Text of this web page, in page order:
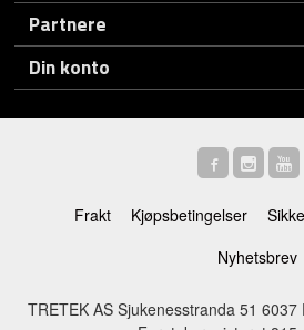
Partnere
Din konto
Frakt Kjøpsbetingelser
Nyhetsbrev
TRETEK AS Sjukenesstranda 51 6037